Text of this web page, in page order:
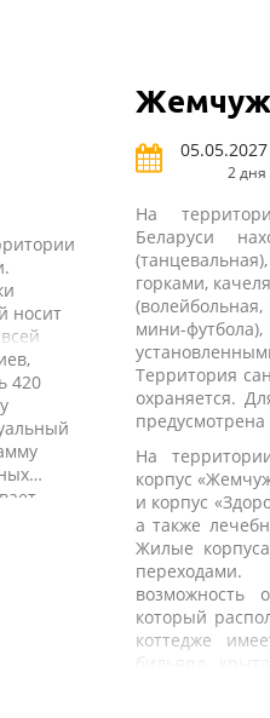
носит
420
2 дня
На
Беларуси
горками,
мини-
Территория
охраняется.
предусмотрена
На
корпус
и корпус
а также
Жилые
переходами.
возможность
который
коттедже
бильярд,